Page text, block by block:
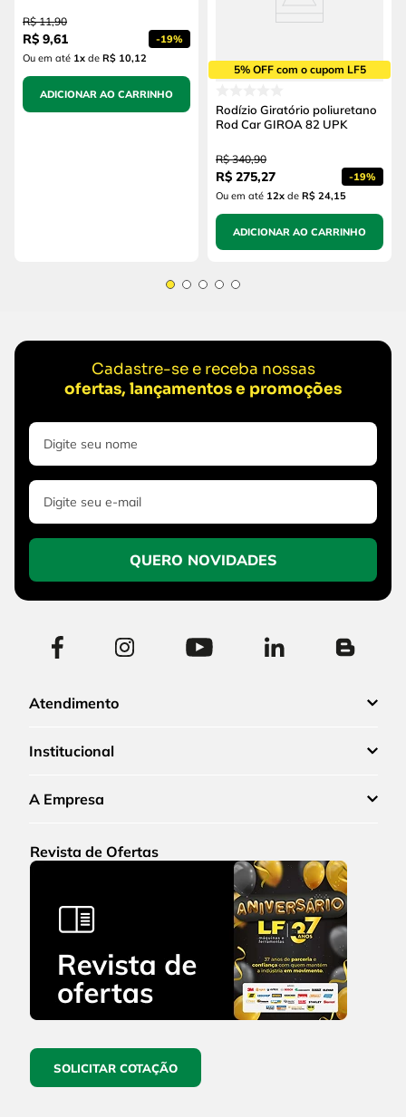
R$ 11,90
R$ 9,61 -19%
Ou em até 1x de R$ 10,12
ADICIONAR AO CARRINHO
5% OFF com o cupom LF5
Rodízio Giratório poliuretano
Rod Car GIROA 82 UPK
R$ 340,90
R$ 275,27 -19%
Ou em até 12x de R$ 24,15
ADICIONAR AO CARRINHO
Cadastre-se e receba nossas
ofertas, lançamentos e promoções
QUERO NOVIDADES
Atendimento
Institucional
A Empresa
Revista de Ofertas
SOLICITAR COTAÇÃO